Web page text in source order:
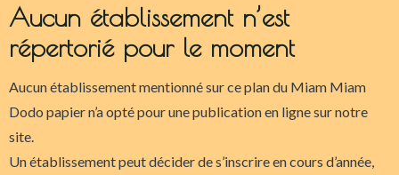
Aucun établissement n’est
répertorié pour le moment
Aucun établissement mentionné sur ce plan du Miam Miam
Dodo papier n’a opté pour une publication en ligne sur notre
site.
Un établissement peut décider de s’inscrire en cours d’année,